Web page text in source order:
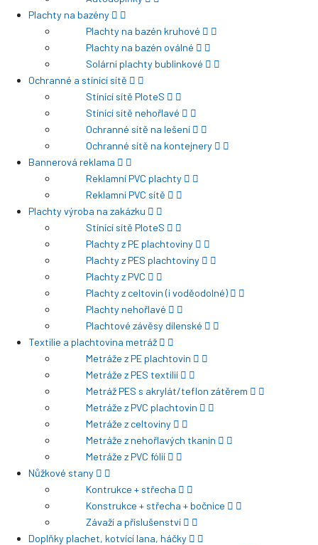
Plachty na bazény
Plachty na bazén kruhové
Plachty na bazén oválné
Solární plachty bublinkové
Ochranné a stínící sítě
Stínící sítě PloteS
Stínící sítě nehořlavé
Ochranné sítě na lešení
Ochranné sítě na kontejnery
Bannerová reklama
Reklamní PVC plachty
Reklamní PVC sítě
Plachty výroba na zakázku
Stínící sítě PloteS
Plachty z PE plachtoviny
Plachty z PES plachtoviny
Plachty z PVC
Plachty z celtovin (i voděodolné)
Plachty nehořlavé
Plachtové závěsy dílenské
Textilie a plachtovina metráž
Metráže z PE plachtovin
Metráže z PES textilií
Metráž PES s akrylát/teflon zátěrem
Metráže z PVC plachtovin
Metráže z celtoviny
Metráže z nehořlavých tkanin
Metráže z PVC fólií
Nůžkové stany
Kontrukce + střecha
Konstrukce + střecha + bočnice
Závaží a příslušenství
Doplňky plachet, kotvící lana, háčky